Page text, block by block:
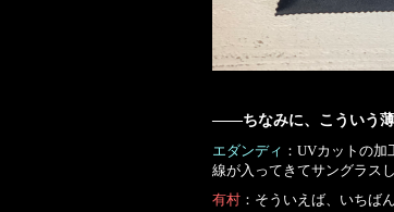
――ちなみに、こういう薄
エダンディ ：UVカットの
線が入ってきてサングラス
有村 ：そういえば、いちば